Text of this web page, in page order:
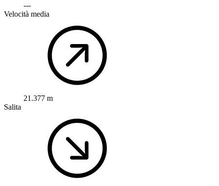
---
Velocità media
21.377 m
Salita